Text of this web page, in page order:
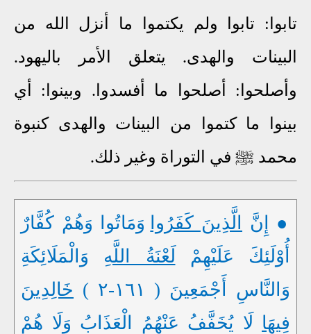
تابوا: تابوا ولم يكتموا ما أنزل الله من
البينات والهدى. يتعلق الأمر باليهود.
وأصلحوا: أصلحوا ما أفسدوا. وبينوا: أي
بينوا ما كتموا من البينات والهدى كنبوة
محمد ﷺ في التوراة وغير ذلك.
● إِنَّ الَّذِينَ كَفَرُوا
وَمَاتُوا وَهُمْ كُفَّارٌ
أُوْلَئِكَ عَلَيْهِمْ لَعْنَةُ اللَّهِ وَالْمَلَائِكَةِ
وَالنَّاسِ أَجْمَعِينَ ( ١٦١-٢ )
خَالِدِينَ
فِيهَا لَا يُخَفَّفُ عَنْهُمُ الْعَذَابُ وَلَا هُمْ